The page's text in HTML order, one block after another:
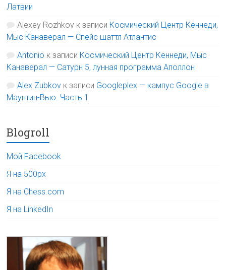
Латвии
Alexey Rozhkov к записи Космический Центр Кеннеди,
Мыс Канаверал — Спейс шаттл Атлантис
Antonio к записи Космический Центр Кеннеди, Мыс
Канаверал — Сатурн 5, лунная программа Аполлон
Alex Zubkov к записи Googleplex — кампус Google в
Маунтин-Вью. Часть 1
Blogroll
Мой Facebook
Я на 500px
Я на Chess.com
Я на LinkedIn